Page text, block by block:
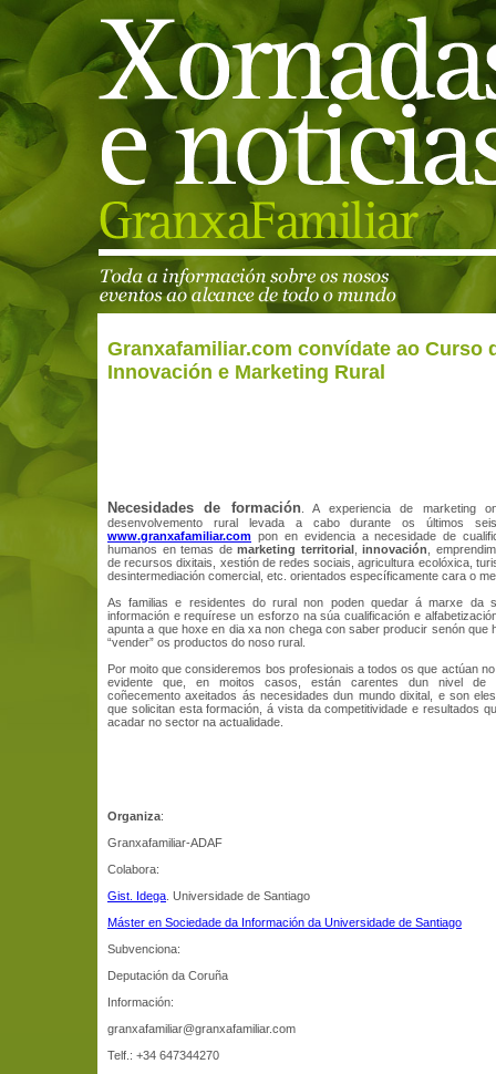
Granxafamiliar.com convídate ao Curso
Innovación e Marketing Rural
Necesidades de formación. A experiencia de marketing
desenvolvemento rural levada a cabo durante os últimos
www.granxafamiliar.com pon en evidencia a necesidade de
humanos en temas de marketing territorial, innovación ,
de recursos dixitais, xestión de redes sociais, agricultura ecolóxica,
desintermediación comercial, etc. orientados específicamente cara o
As familias e residentes do rural non poden quedar á marxe da
información e requírese un esforzo na súa cualificación e
apunta a que hoxe en dia xa non chega con saber producir senón que
“vender” os productos do noso rural.
Por moito que consideremos bos profesionais a todos os que actúan
evidente que, en moitos casos, están carentes dun nivel de
coñecemento axeitados ás necesidades dun mundo dixital, e son
que solicitan esta formación, á vista da competitividade e resultados
acadar no sector na actualidade.
Organiza:
Granxafamiliar-ADAF
Colabora:
Gist. Idega . Universidade de Santiago
Máster en Sociedade da Información da Universidade de Santiago
Subvenciona:
Deputación da Coruña
Información:
granxafamiliar@granxafamiliar.com
Telf.: +34 647344270